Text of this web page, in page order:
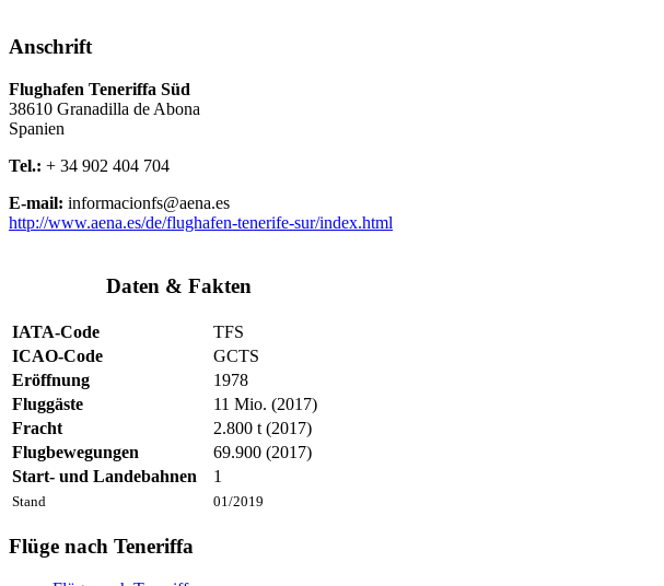
Anschrift
Flughafen Teneriffa Süd
38610 Granadilla de Abona
Spanien
Tel.: + 34 902 404 704
E-mail: informacionfs@aena.es
http://www.aena.es/de/flughafen-tenerife-sur/index.html
Daten & Fakten
Stand 01/2019
IATA-Code
TFS
ICAO-Code
GCTS
Eröffnung
1978
Fluggäste
11 Mio. (2017)
Fracht
2.800 t (2017)
Flugbewegungen
69.900 (2017)
Start- und Landebahnen
1
Flüge nach Teneriffa